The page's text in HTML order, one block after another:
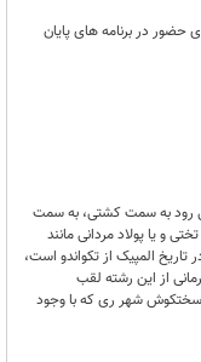
حضور در برنامه های پایان
رود به سمت کشتی، به سمت
و یا پولاد مردانی مانند
تاریخ المپیک از تکواندو است،
از این رشته لقب
سختکوش شهر ری که با وجود